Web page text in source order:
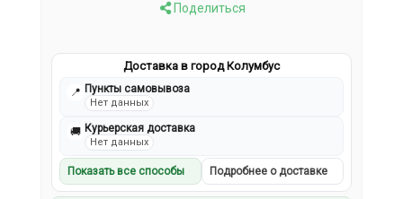
Поделиться
Доставка в город Колумбус
📍 Пункты самовывоза
Нет данных
🚚 Курьерская доставка
Нет данных
Показать все способы Подробнее о доставке